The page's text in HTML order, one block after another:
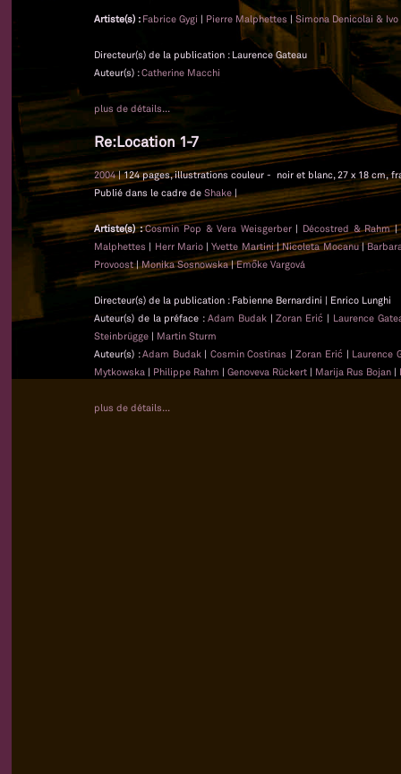
Artiste(s) : Fabrice Gygi | Pierre Malphettes | Simona Denicolai & Ivo
Directeur(s) de la publication : Laurence Gateau
Auteur(s) :Catherine Macchi
plus de détails...
Re:Location 1-7
2004| 124 pages, illustrations couleur - noir et blanc, 27 x 18 cm,
Publié dans le cadre de Shake |
Artiste(s) :Cosmin Pop & Vera Weisgerber| Décostred & Rahm|
Malphettes | Herr Mario|Yvette Martini|Nicoleta Mocanu|
Provoost|Monika Sosnowska|Emőke Vargová
Directeur(s) de la publication : Fabienne Bernardini | Enrico Lunghi
Auteur(s) de la préface : Adam Budak |Zoran Erić | Laurence
Steinbrügge | Martin Sturm
Auteur(s) :Adam Budak | Cosmin Costinas |Zoran Erić | Laurence
Mytkowska | Philippe Rahm | Genoveva Rückert | Marija Rus Bojan |
plus de détails...